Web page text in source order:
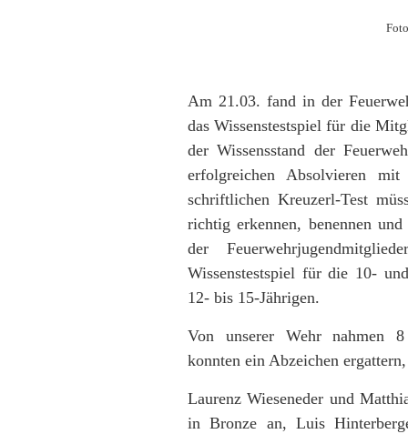
Am 21.03. fand in der
das Wissenstestspiel für die
der Wissensstand der
erfolgreichen Absolvieren
schriftlichen Kreuzerl-Test
richtig erkennen, benennen
der
Wissenstestspiel für die 10-
12- bis 15-Jährigen.
Von unserer Wehr nahmen
konnten ein Abzeichen
Laurenz Wieseneder und
in Bronze an, Luis